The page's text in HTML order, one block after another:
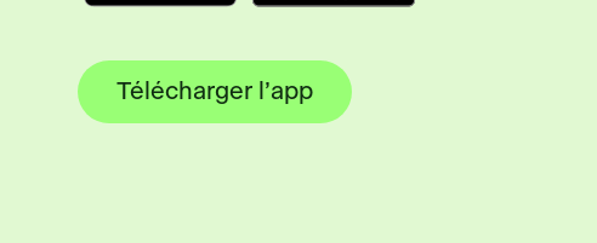
Télécharger l’app